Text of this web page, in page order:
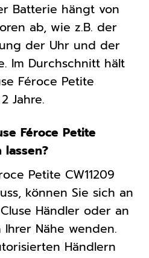
Batterie hängt von
ab, wie z.B. der
der Uhr und der
Im Durchschnitt hält
Féroce Petite
Jahre.
Féroce Petite
lassen?
Petite CW11209
können Sie sich an
Händler oder an
Nähe wenden.
Händlern